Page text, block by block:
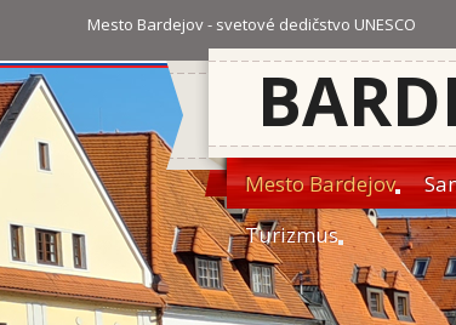
Mesto Bardejov - svetové dedičstvo UNESCO
Mesto Bardejov
Turizmus